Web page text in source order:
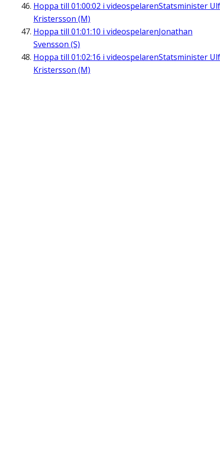
Hoppa till 01:00:02 i videospelarenStatsminister Ulf
Kristersson (M)
Hoppa till 01:01:10 i videospelarenJonathan
Svensson (S)
Hoppa till 01:02:16 i videospelarenStatsminister Ulf
Kristersson (M)